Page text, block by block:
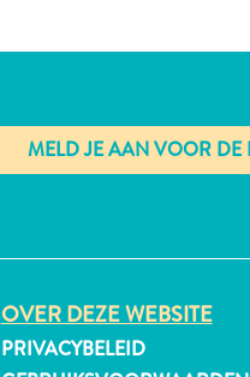
OVER DEZE WEBSITE
PRIVACYBELEID